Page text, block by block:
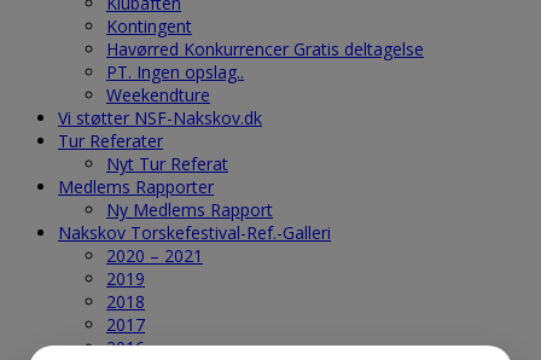
Kontingent
Havørred Konkurrencer Gratis deltagelse
PT. Ingen opslag..
Weekendture
Vi støtter NSF-Nakskov.dk
Tur Referater
Nyt Tur Referat
Medlems Rapporter
Ny Medlems Rapport
Nakskov Torskefestival-Ref.-Galleri
2020 – 2021
2019
2018
2017
2016